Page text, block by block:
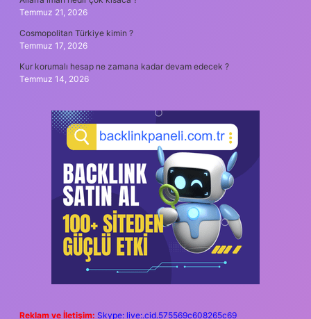
Temmuz 21, 2026
Cosmopolitan Türkiye kimin ?
Temmuz 17, 2026
Kur korumalı hesap ne zamana kadar devam edecek ?
Temmuz 14, 2026
Reklam ve İletişim: Skype: live:.cid.575569c608265c69